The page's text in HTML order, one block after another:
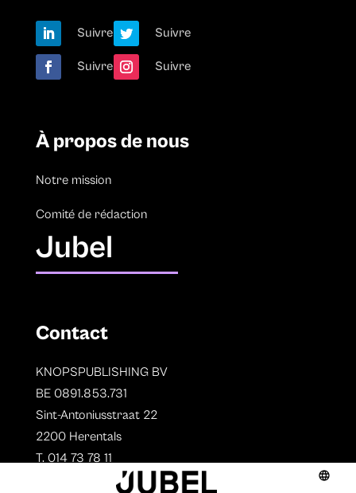
Suivre Suivre
Suivre Suivre
À propos de nous
Notre mission
Comité de rédaction
Jubel
Contact
KNOPSPUBLISHING BV
BE 0891.853.731
Sint-Antoniusstraat 22
2200 Herentals
T. 014 73 78 11